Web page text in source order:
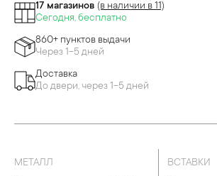
17 магазинов (в наличии в 11)
Сегодня, бесплатно
860+ пунктов выдачи
Через 1-5 дней
Доставка
До двери, через 1-5 дней
МЕТАЛЛ ВСТАВКИ